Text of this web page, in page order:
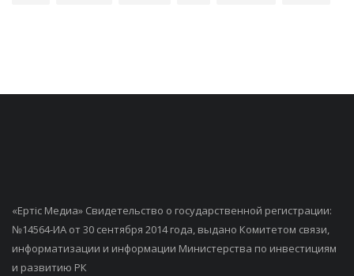
«Ертiс Медиа» Свидетельство о государственной регистрации:
№14564-ИА от 30 сентября 2014 года, выдано Комитетом связи,
информатизации и информации Министерства по инвестициям
и развитию РК